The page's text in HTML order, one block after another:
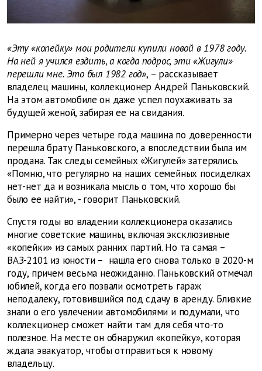
«Эту «копейку» мои родители купили новой в 1978 году.
На ней я учился ездить, а когда подрос, эти «Жигули»
перешли мне. Это был 1982 год», – рассказывает
владелец машины, коллекционер Андрей Паньковский.
На этом автомобиле он даже успел поухаживать за
будущей женой, забирая ее на свидания.
Примерно через четыре года машина по доверенности
перешла брату Паньковского, а впоследствии была им
продана. Так следы семейных «Жигулей» затерялись.
«Помню, что регулярно на наших семейных посиделках
нет-нет да и возникала мысль о том, что хорошо бы
было ее найти», - говорит Паньковский.
Спустя годы во владении коллекционера оказались
многие советские машины, включая эксклюзивные
«копейки» из самых ранних партий. Но та самая –
ВАЗ-2101 из юности – нашла его снова только в 2020-м
году, причем весьма неожиданно. Паньковский отмечал
юбилей, когда его позвали осмотреть гараж
неподалеку, готовившийся под сдачу в аренду. Близкие
знали о его увлечении автомобилями и подумали, что
коллекционер сможет найти там для себя что-то
полезное. На месте он обнаружил «копейку», которая
ждала эвакуатор, чтобы отправиться к новому
владельцу.